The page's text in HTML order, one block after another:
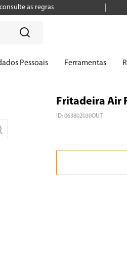
as regras
Pessoais Ferramentas
Fritadeira Air
ID: 063802030OUT